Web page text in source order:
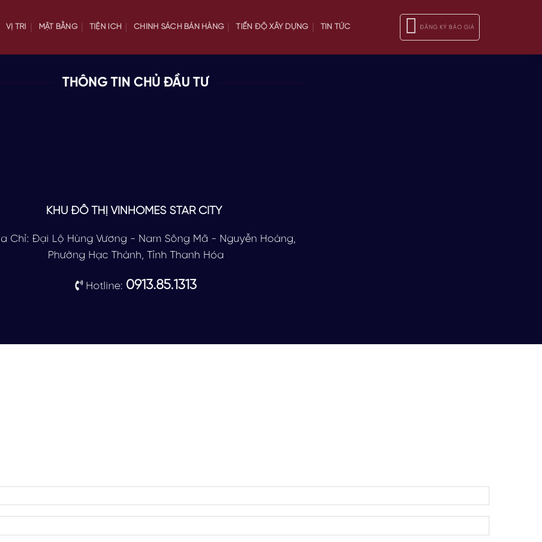
VỊ TRÍ MẶT BẰNG TIỆN ÍCH CHÍNH SÁCH BÁN HÀNG TIẾN ĐỘ XÂY DỰNG TIN TỨC ĐĂNG KÝ BÁO GIÁ
THÔNG TIN CHỦ ĐẦU TƯ
KHU ĐÔ THỊ VINHOMES STAR CITY
Chỉ: Đại Lộ Hùng Vương - Nam Sông Mã - Nguyễn Hoàng,
Phường Hạc Thành, Tỉnh Thanh Hóa
Hotline: 0913.85.1313